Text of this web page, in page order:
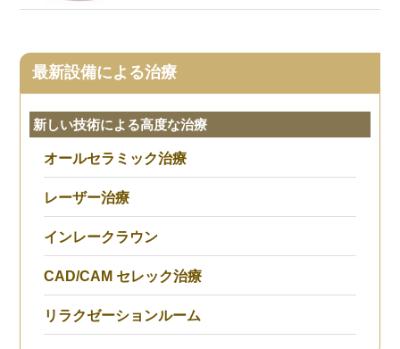
最新設備による治療
新しい技術による高度な治療
オールセラミック治療
レーザー治療
インレークラウン
CAD/CAM セレック治療
リラクゼーションルーム